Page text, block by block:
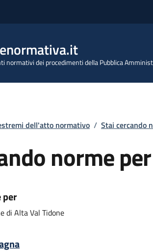
normativi dei procedimenti della Pubblica
pane
dell'atto normativo / Stai cercando
norme per
per
di Alta Val Tidone